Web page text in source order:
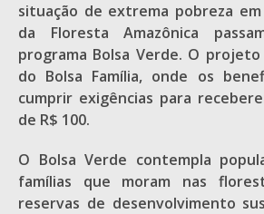
situação de extrema pobreza
da Floresta Amazônica
programa Bolsa Verde. O
do Bolsa Família, onde os
cumprir exigências para
de R$ 100.
O Bolsa Verde contempla
famílias que moram nas
reservas de desenvolvimento